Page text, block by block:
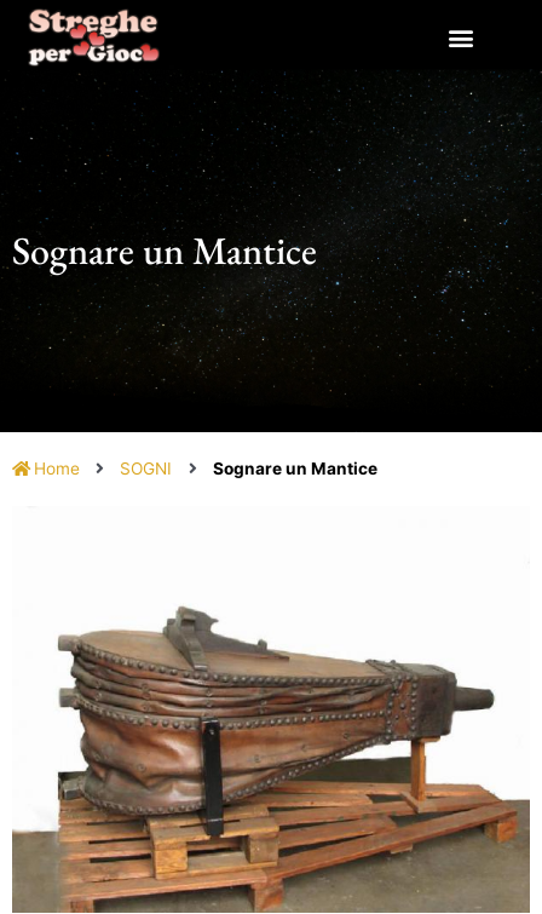
contenuto
Sognare un Mantice
Home SOGNI Sognare un Mantice